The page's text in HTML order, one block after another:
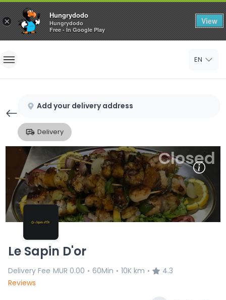
×
Hungrydodo
Hungrydodo
Free - In Google Play
View
Home
Sign Up
EN
Add your delivery address
Delivery
Le Sapin D'or
Delivery Fee MUR 0.00 • 60Min • 10K km •
4.3
Reviews
Closed